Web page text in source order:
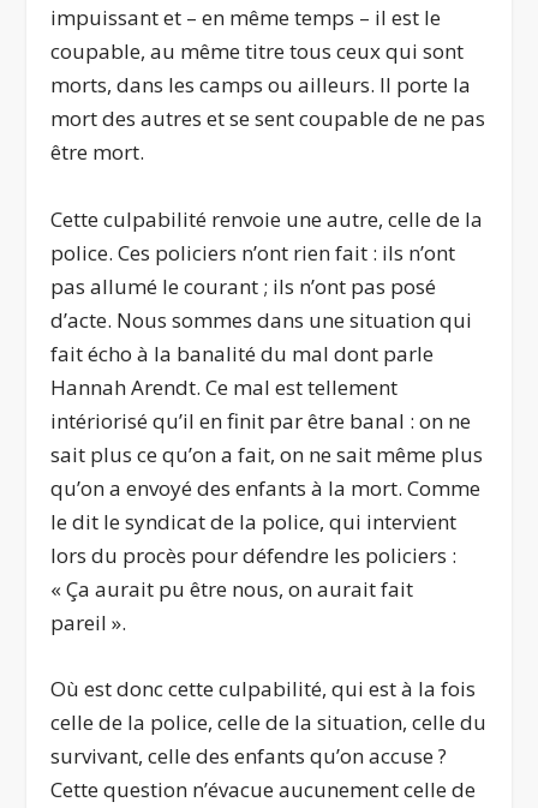
impuissant et – en même temps – il est le
coupable, au même titre tous ceux qui sont
morts, dans les camps ou ailleurs. Il porte la
mort des autres et se sent coupable de ne pas
être mort.
Cette culpabilité renvoie une autre, celle de la
police. Ces policiers n’ont rien fait : ils n’ont
pas allumé le courant ; ils n’ont pas posé
d’acte. Nous sommes dans une situation qui
fait écho à la banalité du mal dont parle
Hannah Arendt. Ce mal est tellement
intériorisé qu’il en finit par être banal : on ne
sait plus ce qu’on a fait, on ne sait même plus
qu’on a envoyé des enfants à la mort. Comme
le dit le syndicat de la police, qui intervient
lors du procès pour défendre les policiers :
« Ça aurait pu être nous, on aurait fait
pareil ».
Où est donc cette culpabilité, qui est à la fois
celle de la police, celle de la situation, celle du
survivant, celle des enfants qu’on accuse ?
Cette question n’évacue aucunement celle de